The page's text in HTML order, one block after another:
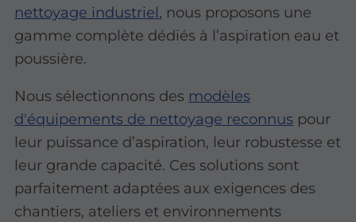
nettoyage industriel, nous proposons une
gamme complète dédiés à l’aspiration eau et
poussière.
Nous sélectionnons des modèles
d'équipements de nettoyage reconnus pour
leur puissance d’aspiration, leur robustesse et
leur grande capacité. Ces solutions sont
parfaitement adaptées aux exigences des
chantiers, ateliers et environnements